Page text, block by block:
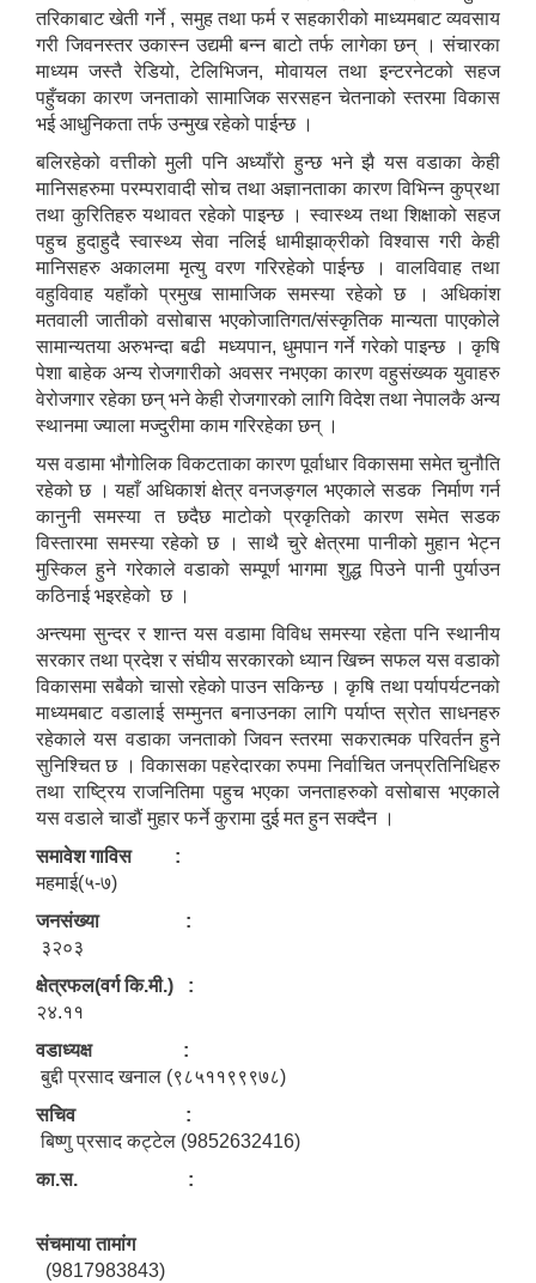
तरिकाबाट खेती गर्ने , समुह तथा फर्म र सहकारीको माध्यमबाट व्यवसाय
गरी जिवनस्तर उकास्न उद्यमी बन्न बाटो तर्फ लागेका छन् । संचारका
माध्यम जस्तै रेडियो, टेलिभिजन, मोवायल तथा इन्टरनेटको सहज
पहुँचका कारण जनताको सामाजिक सरसहन चेतनाको स्तरमा विकास
भई आधुनिकता तर्फ उन्मुख रहेको पाईन्छ ।
बलिरहेको वत्तीको मुली पनि अध्याँरो हुन्छ भने झै यस वडाका केही
मानिसहरुमा परम्परावादी सोच तथा अज्ञानताका कारण विभिन्न कुप्रथा
तथा कुरितिहरु यथावत रहेको पाइन्छ । स्वास्थ्य तथा शिक्षाको सहज
पहुच हुदाहुदै स्वास्थ्य सेवा नलिई धामीझाक्रीको विश्वास गरी केही
मानिसहरु अकालमा मृत्यु वरण गरिरहेको पाईन्छ । वालविवाह तथा
वहुविवाह यहाँको प्रमुख सामाजिक समस्या रहेको छ । अधिकांश
मतवाली जातीको वसोबास भएकोजातिगत/संस्कृतिक मान्यता पाएकोले
सामान्यतया अरुभन्दा बढी मध्यपान, धुमपान गर्ने गरेको पाइन्छ । कृषि
पेशा बाहेक अन्य रोजगारीको अवसर नभएका कारण वहुसंख्यक युवाहरु
वेरोजगार रहेका छन् भने केही रोजगारको लागि विदेश तथा नेपालकै अन्य
स्थानमा ज्याला मज्दुरीमा काम गरिरहेका छन् ।
यस वडामा भौगोलिक विकटताका कारण पूर्वाधार विकासमा समेत चुनौति
रहेको छ । यहाँ अधिकाशं क्षेत्र वनजङ्गल भएकाले सडक निर्माण गर्न
कानुनी समस्या त छदैछ माटोको प्रकृतिको कारण समेत सडक
विस्तारमा समस्या रहेको छ । साथै चुरे क्षेत्रमा पानीको मुहान भेट्न
मुस्किल हुने गरेकाले वडाको सम्पूर्ण भागमा शुद्ध पिउने पानी पुर्याउन
कठिनाई भइरहेको छ ।
अन्त्यमा सुन्दर र शान्त यस वडामा विविध समस्या रहेता पनि स्थानीय
सरकार तथा प्रदेश र संघीय सरकारको ध्यान खिच्न सफल यस वडाको
विकासमा सबैको चासो रहेको पाउन सकिन्छ । कृषि तथा पर्यापर्यटनको
माध्यमबाट वडालाई सम्मुनत बनाउनका लागि पर्याप्त स्रोत साधनहरु
रहेकाले यस वडाका जनताको जिवन स्तरमा सकरात्मक परिवर्तन हुने
सुनिश्चित छ । विकासका पहरेदारका रुपमा निर्वाचित जनप्रतिनिधिहरु
तथा राष्ट्रिय राजनितिमा पहुच भएका जनताहरुको वसोबास भएकाले
यस वडाले चाडौं मुहार फर्ने कुरामा दुई मत हुन सक्दैन ।
समावेश गाविस :
महमाई(५-७)
जनसंख्या :
३२०३
क्षेत्रफल(वर्ग कि.मी.) :
२४.११
वडाध्यक्ष :
बुद्दी प्रसाद खनाल (९८५११९९९७८)
सचिव :
बिष्णु प्रसाद कट्टेल (9852632416)
का.स. :
संचमाया तामांग
(9817983843)